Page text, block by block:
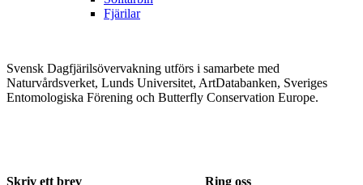
Fjärilar
Svensk Dagfjärilsövervakning utförs i samarbete med
Naturvårdsverket, Lunds Universitet, ArtDatabanken, Sveriges
Entomologiska Förening och Butterfly Conservation Europe.
Skriv ett brev Ring oss